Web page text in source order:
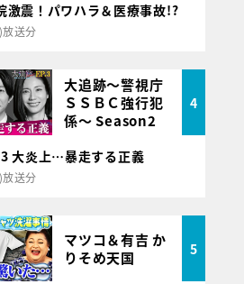
震！パワハラ＆医療事故!?
送分
大追跡～警視庁
ＳＳＢＣ強行犯
係～ Season2
4
大炎上…暴走する正義
送分
マツコ＆有吉 か
りそめ天国
5